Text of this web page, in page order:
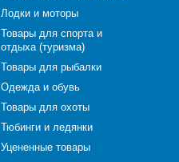
Лодки и моторы
Товары для спорта и
отдыха (туризма)
Товары для рыбалки
Одежда и обувь
Товары для охоты
Тюбинги и ледянки
Уцененные товары